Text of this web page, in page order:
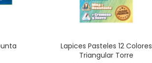
Lapices Pasteles 12 Colores
Triangular Torre